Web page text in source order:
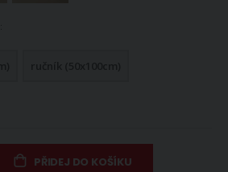
PŘIDEJ DO KOŠÍKU